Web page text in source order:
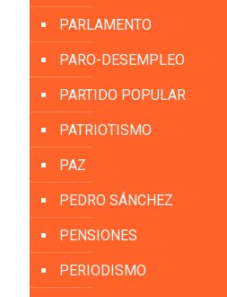
PARLAMENTO
PARO-DESEMPLEO
PARTIDO POPULAR
PATRIOTISMO
PAZ
PEDRO SÁNCHEZ
PENSIONES
PERIODISMO